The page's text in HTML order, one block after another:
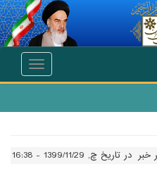
Toggle
خبر در تاریخ چ, 1399/11/29 - 16:38